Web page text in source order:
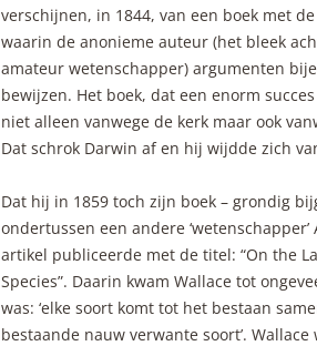
verschijnen, in 1844, van een boek met
waarin de anonieme auteur (het bleek
amateur wetenschapper) argumenten
bewijzen. Het boek, dat een enorm
niet alleen vanwege de kerk maar ook
Dat schrok Darwin af en hij wijdde zich
Dat hij in 1859 toch zijn boek – grondig
ondertussen een andere
artikel publiceerde met de titel: “On the
Species”. Daarin kwam Wallace tot
was: ‘elke soort komt tot het bestaan
bestaande nauw verwante soort’.